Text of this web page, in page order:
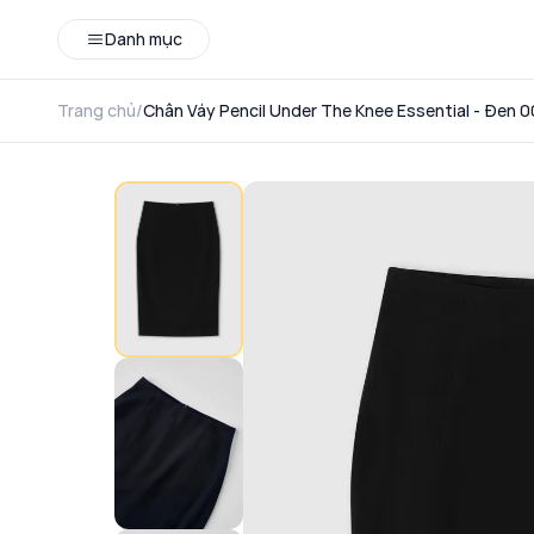
Danh mục
Trang chủ/Chân Váy Pencil Under The Knee Essential - Đen